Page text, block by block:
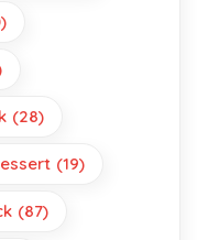
(28)
(19)
(87)